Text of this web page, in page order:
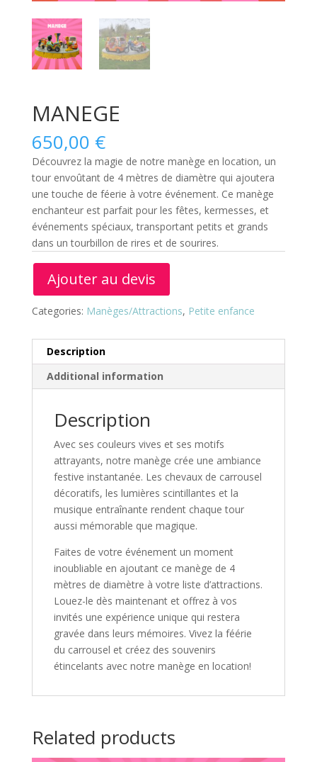
MANEGE
650,00 €
Découvrez la magie de notre manège en location, un
tour envoûtant de 4 mètres de diamètre qui ajoutera
une touche de féerie à votre événement. Ce manège
enchanteur est parfait pour les fêtes, kermesses, et
événements spéciaux, transportant petits et grands
dans un tourbillon de rires et de sourires.
Ajouter au devis
Categories: Manèges/Attractions, Petite enfance
Description
Additional information
Description
Avec ses couleurs vives et ses motifs
attrayants, notre manège crée une ambiance
festive instantanée. Les chevaux de carrousel
décoratifs, les lumières scintillantes et la
musique entraînante rendent chaque tour
aussi mémorable que magique.
Faites de votre événement un moment
inoubliable en ajoutant ce manège de 4
mètres de diamètre à votre liste d’attractions.
Louez-le dès maintenant et offrez à vos
invités une expérience unique qui restera
gravée dans leurs mémoires. Vivez la féérie
du carrousel et créez des souvenirs
étincelants avec notre manège en location!
Related products